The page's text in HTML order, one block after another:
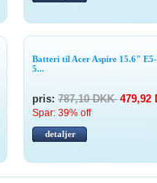
Batteri til Acer Aspire 15.6"
5...
pris: 787,10 DKK 479,92
Spar: 39% off
detaljer